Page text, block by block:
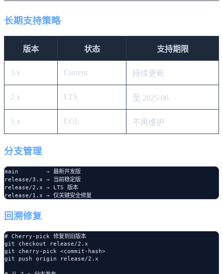
长期支持策略
版本 状态 支持期限
3.x Current 持续更新
2.x LTS 至 2025-06
1.x EOL 不再维护
分支管理
main        → 最新开发版
release/3.x → 当前稳定版
release/2.x → LTS 版本
回溯修复
# Cherry-pick 修复到旧版本
git checkout release/2.x
git cherry-pick <commit-hash>
git push origin release/2.x